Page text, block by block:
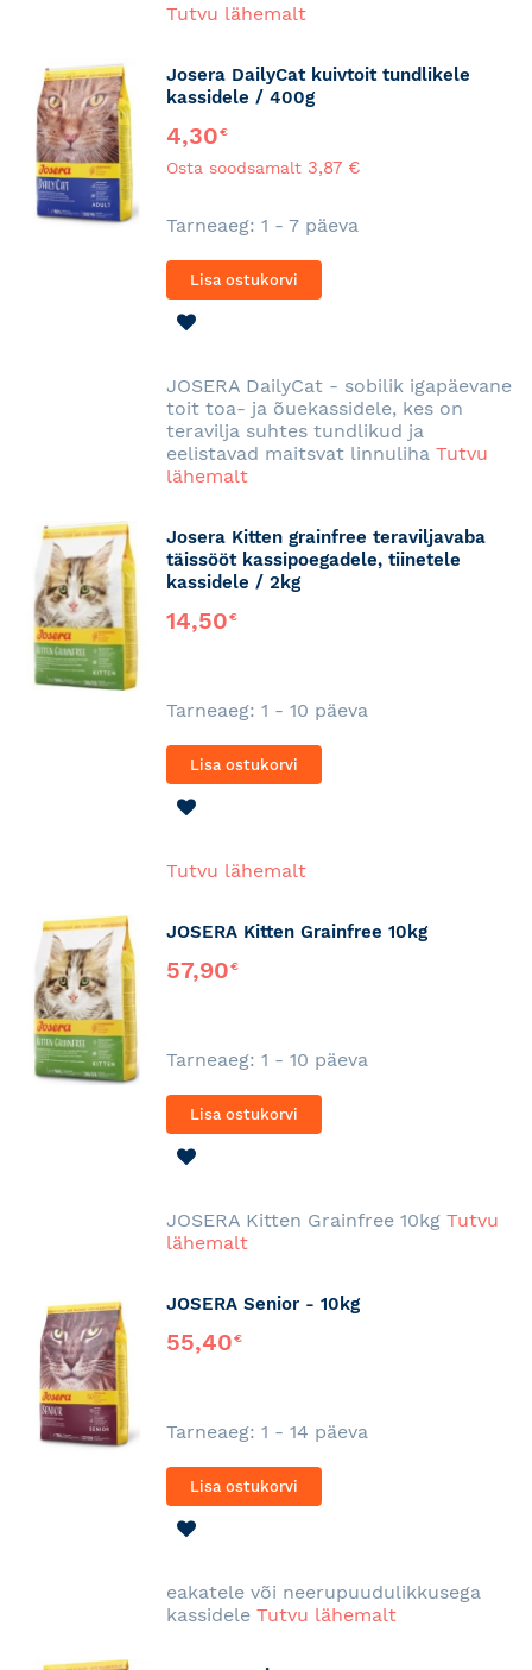
Tutvu lähemalt
Josera DailyCat kuivtoit tundlikele
kassidele / 400g
4,30€
Osta soodsamalt 3,87 €
Tarneaeg: 1 - 7 päeva
Lisa ostukorvi
JOSERA DailyCat - sobilik igapäevane
toit toa- ja õuekassidele, kes on
teravilja suhtes tundlikud ja
eelistavad maitsvat linnuliha Tutvu
lähemalt
Josera Kitten grainfree teraviljavaba
täissööt kassipoegadele, tiinetele
kassidele / 2kg
14,50€
Tarneaeg: 1 - 10 päeva
Lisa ostukorvi
Tutvu lähemalt
JOSERA Kitten Grainfree 10kg
57,90€
Tarneaeg: 1 - 10 päeva
Lisa ostukorvi
JOSERA Kitten Grainfree 10kg Tutvu
lähemalt
JOSERA Senior - 10kg
55,40€
Tarneaeg: 1 - 14 päeva
Lisa ostukorvi
eakatele või neerupuudulikkusega
kassidele Tutvu lähemalt